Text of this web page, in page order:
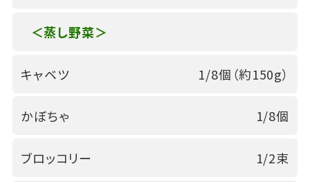
＜蒸し野菜＞
キャベツ 1/8個（約150g）
かぼちゃ 1/8個
ブロッコリー 1/2束